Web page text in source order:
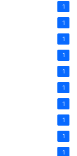
1
1
1
1
1
1
1
1
1
1